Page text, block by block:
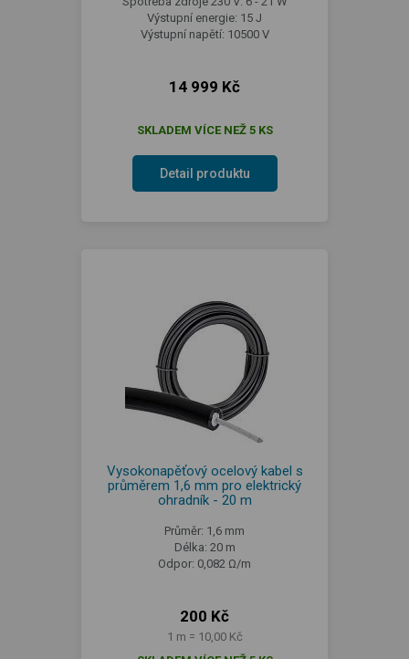
Výstupní energie: 15 J
Výstupní napětí: 10500 V
14 999 Kč
SKLADEM VÍCE NEŽ 5 KS
Detail produktu
Vysokonapěťový ocelový kabel s
průměrem 1,6 mm pro elektrický
ohradník - 20 m
Průměr: 1,6 mm
Délka: 20 m
Odpor: 0,082 Ω/m
200 Kč
1 m = 10,00 Kč